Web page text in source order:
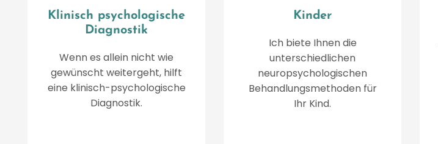
Klinisch psychologische
Diagnostik
Wenn es allein nicht wie
gewünscht weitergeht, hilft
eine klinisch-psychologische
Diagnostik.
Kinder
Ich biete Ihnen die
unterschiedlichen
neuropsychologischen
Behandlungsmethoden für
Ihr Kind.